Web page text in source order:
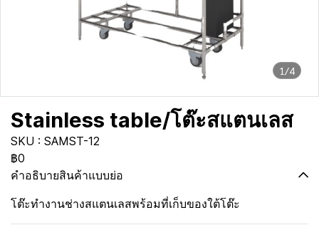
1/4
Stainless table/โต๊ะสแตนเลส
SKU : SAMST-12
฿0
คำอธิบายสินค้าแบบย่อ
โต๊ะทำงานช่างสแตนเลสพร้อมที่เก็บของใต้โต๊ะ